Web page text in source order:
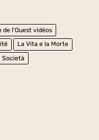
de l'Ouest vidéos
La Vita e la Morte
Società